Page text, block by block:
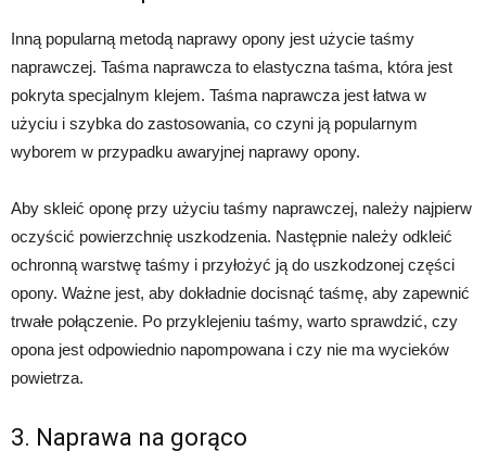
Inną popularną metodą naprawy opony jest użycie taśmy
naprawczej. Taśma naprawcza to elastyczna taśma, która jest
pokryta specjalnym klejem. Taśma naprawcza jest łatwa w
użyciu i szybka do zastosowania, co czyni ją popularnym
wyborem w przypadku awaryjnej naprawy opony.
Aby skleić oponę przy użyciu taśmy naprawczej, należy najpierw
oczyścić powierzchnię uszkodzenia. Następnie należy odkleić
ochronną warstwę taśmy i przyłożyć ją do uszkodzonej części
opony. Ważne jest, aby dokładnie docisnąć taśmę, aby zapewnić
trwałe połączenie. Po przyklejeniu taśmy, warto sprawdzić, czy
opona jest odpowiednio napompowana i czy nie ma wycieków
powietrza.
3. Naprawa na gorąco